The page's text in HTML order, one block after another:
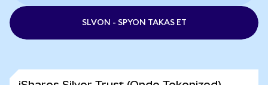
SLVON - SPYON TAKAS ET